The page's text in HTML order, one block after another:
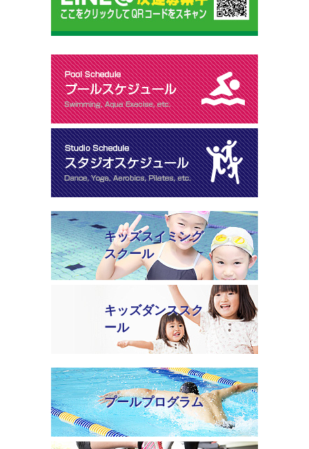
キッズスイミング
スクール
キッズダンススク
ール
プールプログラム